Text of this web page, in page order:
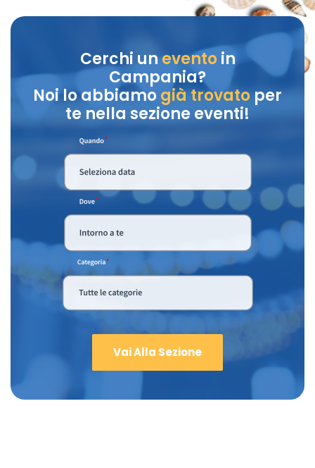
Cerchi unevento in
Campania?
Noi lo abbiamo già trovatoper
te nella sezione eventi!
Vai Alla Sezione